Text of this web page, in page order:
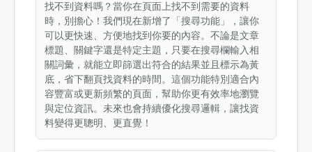
找不到資料嗎？當你在頁面上找不到需要的資料
時，別擔心！我們現在新增了「搜尋功能」，讓你
可以更快速、方便地找到你要的內容。不論是文章
標題、關鍵字還是特定主題，只要在搜尋欄輸入相
關詞彙，就能立即篩選出符合的結果並且標示為黃
底，省下翻頁找資料的時間。這個功能特別適合內
容豐富或更新頻繁的頁面，幫助你更有效率地瀏覽
與定位資訊。未來也會持續優化搜尋邏輯，讓找資
料變得更聰明、更直覺！